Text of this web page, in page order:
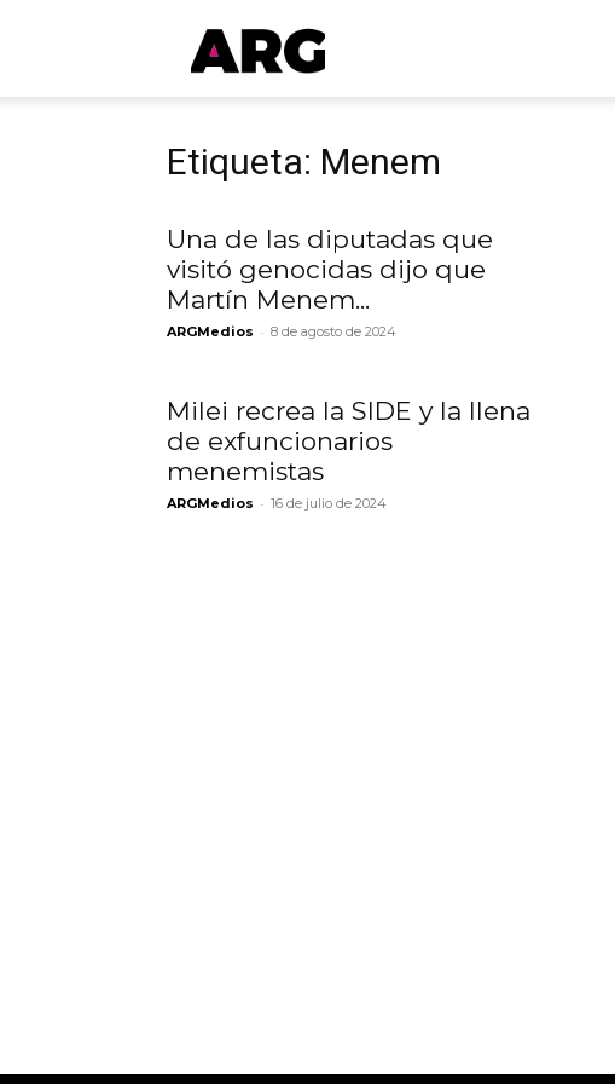
ARGmedios
Etiqueta: Menem
Una de las diputadas que
visitó genocidas dijo que
Martín Menem...
ARGMedios - 8 de agosto de 2024
Milei recrea la SIDE y la llena
de exfuncionarios
menemistas
ARGMedios - 16 de julio de 2024